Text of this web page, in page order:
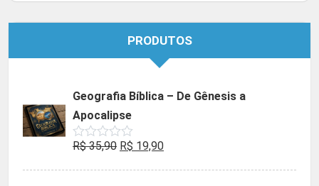
PRODUTOS
Geografia Bíblica – De Gênesis a
Apocalipse
Avaliação
de
R$35,90 O
R$ 19,90O